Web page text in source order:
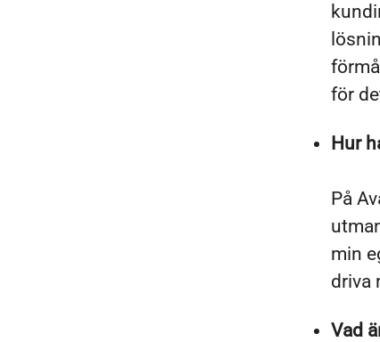
för
Hur
På
min
driva
Vad